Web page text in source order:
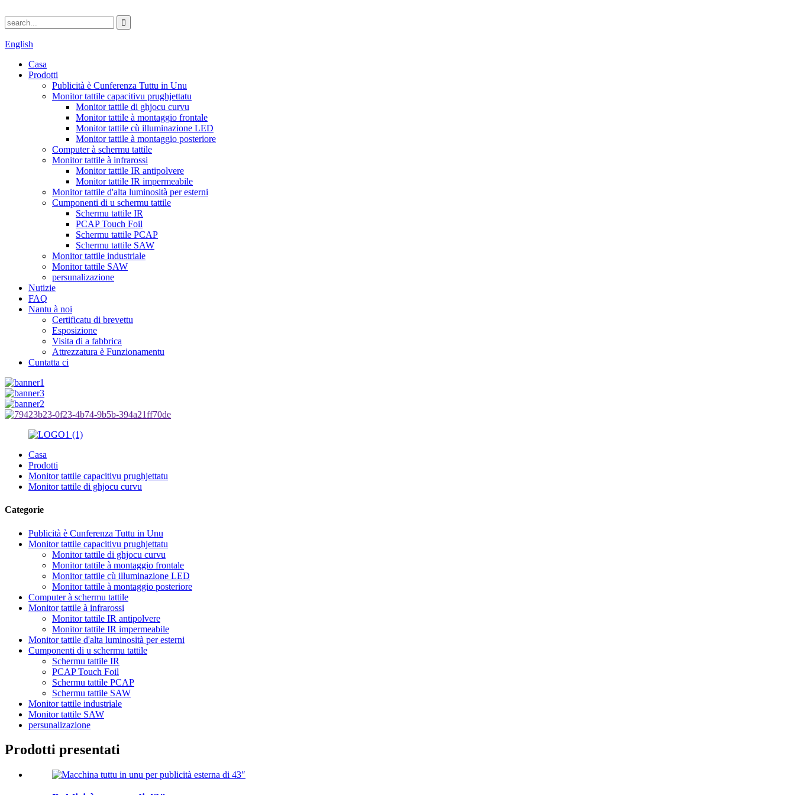
English
Casa
Prodotti
Publicità è Cunferenza Tuttu in Unu
Monitor tattile capacitivu prughjettatu
Monitor tattile di ghjocu curvu
Monitor tattile à montaggio frontale
Monitor tattile cù illuminazione LED
Monitor tattile à montaggio posteriore
Computer à schermu tattile
Monitor tattile à infrarossi
Monitor tattile IR antipolvere
Monitor tattile IR impermeabile
Monitor tattile d'alta luminosità per esterni
Cumponenti di u schermu tattile
Schermu tattile IR
PCAP Touch Foil
Schermu tattile PCAP
Schermu tattile SAW
Monitor tattile industriale
Monitor tattile SAW
persunalizazione
Nutizie
FAQ
Nantu à noi
Certificatu di brevettu
Esposizione
Visita di a fabbrica
Attrezzatura è Funzionamentu
Cuntatta ci
Casa
Prodotti
Monitor tattile capacitivu prughjettatu
Monitor tattile di ghjocu curvu
Categorie
Publicità è Cunferenza Tuttu in Unu
Monitor tattile capacitivu prughjettatu
Monitor tattile di ghjocu curvu
Monitor tattile à montaggio frontale
Monitor tattile cù illuminazione LED
Monitor tattile à montaggio posteriore
Computer à schermu tattile
Monitor tattile à infrarossi
Monitor tattile IR antipolvere
Monitor tattile IR impermeabile
Monitor tattile d'alta luminosità per esterni
Cumponenti di u schermu tattile
Schermu tattile IR
PCAP Touch Foil
Schermu tattile PCAP
Schermu tattile SAW
Monitor tattile industriale
Monitor tattile SAW
persunalizazione
Prodotti presentati